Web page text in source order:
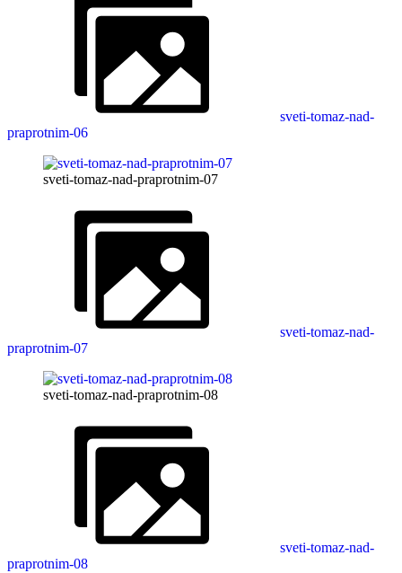
sveti-tomaz-nad-
praprotnim-06
sveti-tomaz-nad-praprotnim-07
sveti-tomaz-nad-
praprotnim-07
sveti-tomaz-nad-praprotnim-08
sveti-tomaz-nad-
praprotnim-08